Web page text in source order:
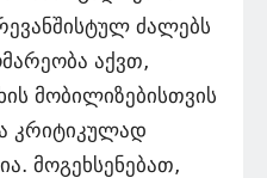
ძალებს
აქვთ,
მობილიზებისთვის
კრიტიკულად
მოგეხსენებათ,